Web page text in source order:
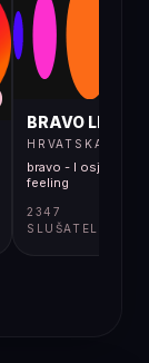
LIVE
BRAVO LIVE
HRVATSKA
bravo - I osjećaj i
feeling
2347
SLUŠATELJA